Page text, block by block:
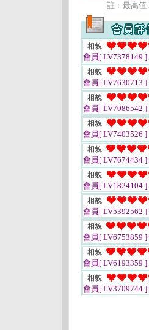
註﹕最高值
相貌
會員[ LV7378149 ]
相貌
會員[ LV7630713 ]
相貌
會員[ LV7086542 ]
相貌
會員[ LV7403526 ]
相貌
會員[ LV7674434 ]
相貌
會員[ LV1824104 ]
相貌
會員[ LV5392562 ]
相貌
會員[ LV6753859 ]
相貌
會員[ LV6193359 ]
相貌
會員[ LV3709744 ]